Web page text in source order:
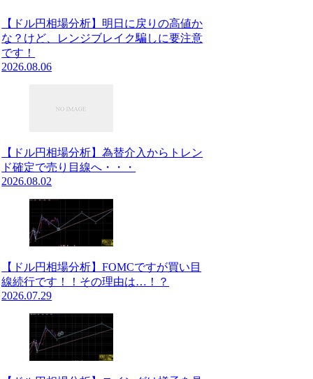
【ドル円相場分析】明日に戻りの高値か
な？けど、レンジブレイク騙しに要注意
です！
2026.08.06
【ドル円相場分析】為替介入からトレン
ド確定で売り目線へ・・・
2026.08.02
【ドル円相場分析】FOMCですが買い目
線続行です！！その理由は…！？
2026.07.29